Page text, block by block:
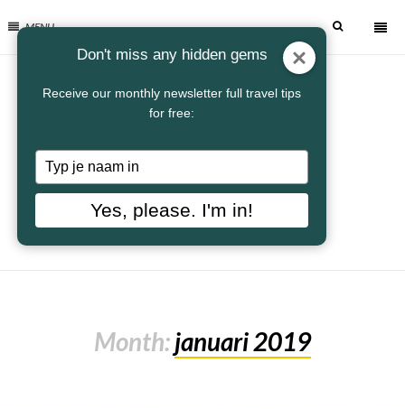
MENU
Month:januari 2019
Don't miss any hidden gems
Receive our monthly newsletter full travel tips
for free:
Typ
je
naam
Yes, please. I'm in!